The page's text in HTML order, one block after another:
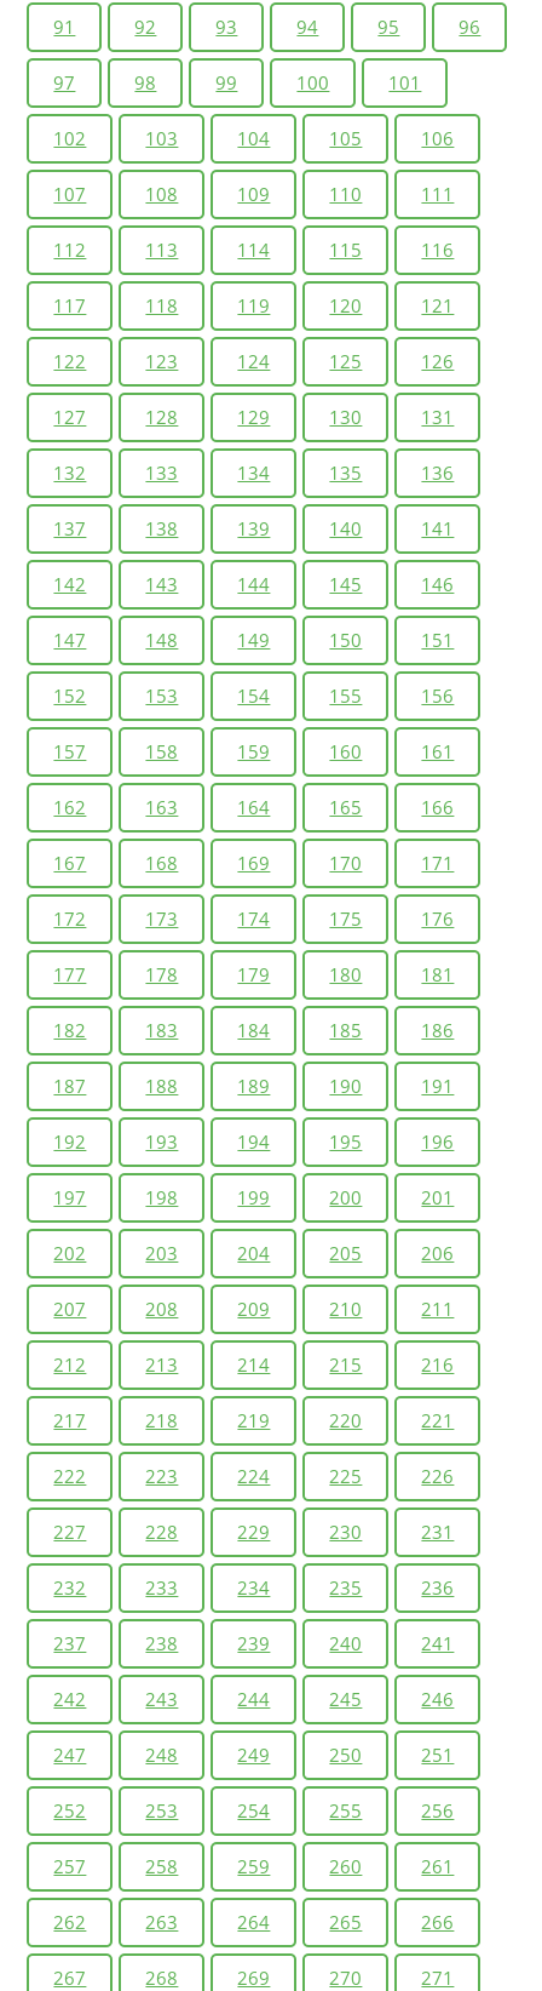
91 92 93 94 95 96
97 98 99 100 101
102 103 104 105 106
107 108 109 110 111
112 113 114 115 116
117 118 119 120 121
122 123 124 125 126
127 128 129 130 131
132 133 134 135 136
137 138 139 140 141
142 143 144 145 146
147 148 149 150 151
152 153 154 155 156
157 158 159 160 161
162 163 164 165 166
167 168 169 170 171
172 173 174 175 176
177 178 179 180 181
182 183 184 185 186
187 188 189 190 191
192 193 194 195 196
197 198 199 200 201
202 203 204 205 206
207 208 209 210 211
212 213 214 215 216
217 218 219 220 221
222 223 224 225 226
227 228 229 230 231
232 233 234 235 236
237 238 239 240 241
242 243 244 245 246
247 248 249 250 251
252 253 254 255 256
257 258 259 260 261
262 263 264 265 266
267 268 269 270 271